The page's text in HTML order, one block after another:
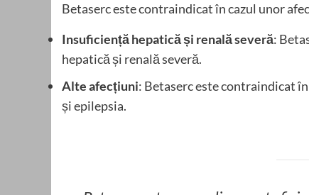
Betaserc este contraindicat în cazul unor
Insuficiență hepatică și renală severă:
hepatică și renală severă.
Alte afecțiuni: Betaserc este contraindicat
și epilepsia.